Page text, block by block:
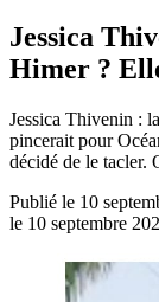
Jessica
Himer ?
Jessica Thivenin :
pincerait pour
décidé de le tacler.
Publié le 10
le 10 septembre